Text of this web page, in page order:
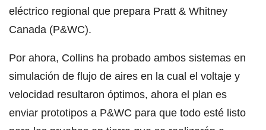
eléctrico regional que prepara Pratt & Whitney
Canada (P&WC).
Por ahora, Collins ha probado ambos sistemas en
simulación de flujo de aires en la cual el voltaje y
velocidad resultaron óptimos, ahora el plan es
enviar prototipos a P&WC para que todo esté listo